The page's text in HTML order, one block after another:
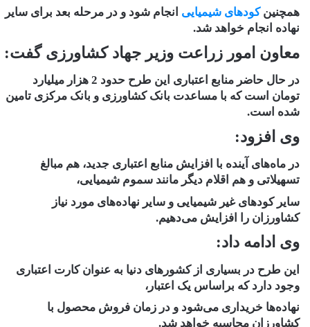
همچنین کود‌های شیمیایی انجام شود و در مرحله بعد برای سایر
نهاده انجام خواهد شد.
معاون امور زراعت وزیر جهاد کشاورزی گفت:
در حال حاضر منابع اعتباری این طرح حدود 2 هزار میلیارد
تومان است که با مساعدت بانک کشاورزی و بانک مرکزی تامین
شده است.
وی افزود:
در ماه‌های آینده با افزایش منابع اعتباری جدید، هم مبالغ
تسهیلاتی و هم اقلام دیگر مانند سموم شیمیایی،
سایر کود‌های غیر شیمیایی و سایر نهاده‌های مورد نیاز
کشاورزان را افزایش می‌دهیم.
وی ادامه داد:
این طرح در بسیاری از کشور‌های دنیا به عنوان کارت اعتباری
وجود دارد که براساس یک اعتبار،
نهاده‌ها خریداری می‌شود و در زمان فروش محصول با
کشاورزان محاسبه خواهد شد.